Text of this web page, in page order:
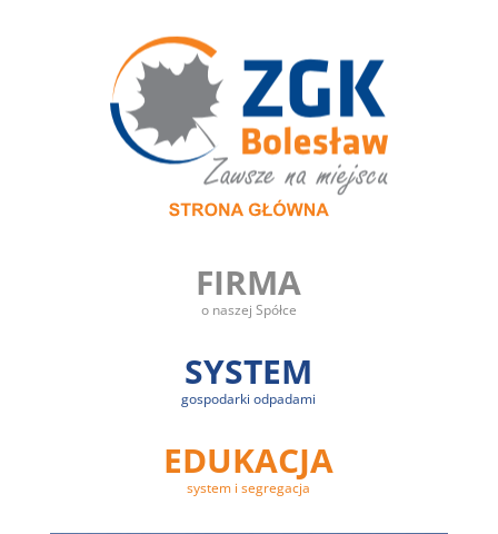
FIRMA
o naszej Spółce
SYSTEM
gospodarki odpadami
EDUKACJA
system i segregacja